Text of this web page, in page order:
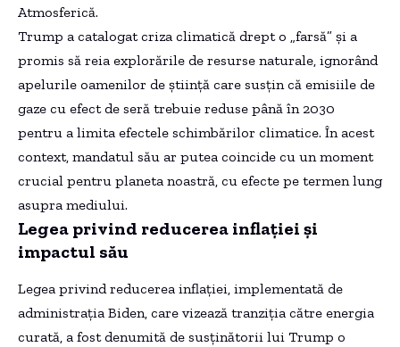
Atmosferică.
Trump a catalogat criza climatică drept o „farsă” și a
promis să reia explorările de resurse naturale, ignorând
apelurile oamenilor de știință care susțin că emisiile de
gaze cu efect de seră trebuie reduse până în 2030
pentru a limita efectele schimbărilor climatice. În acest
context, mandatul său ar putea coincide cu un moment
crucial pentru planeta noastră, cu efecte pe termen lung
asupra mediului.
Legea privind reducerea inflației și
impactul său
Legea privind reducerea inflației, implementată de
administrația Biden, care vizează tranziția către energia
curată, a fost denumită de susținătorii lui Trump o